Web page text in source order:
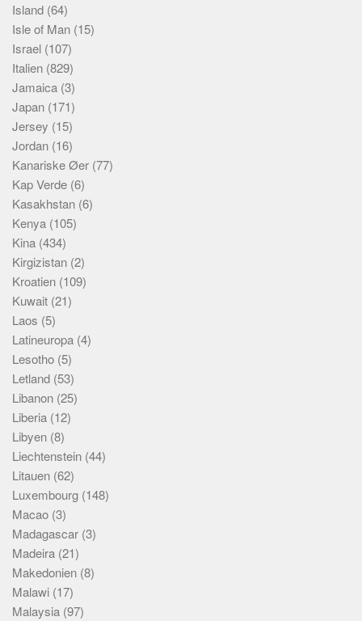
Island (64)
Isle of Man (15)
Israel (107)
Italien (829)
Jamaica (3)
Japan (171)
Jersey (15)
Jordan (16)
Kanariske Øer (77)
Kap Verde (6)
Kasakhstan (6)
Kenya (105)
Kina (434)
Kirgizistan (2)
Kroatien (109)
Kuwait (21)
Laos (5)
Latineuropa (4)
Lesotho (5)
Letland (53)
Libanon (25)
Liberia (12)
Libyen (8)
Liechtenstein (44)
Litauen (62)
Luxembourg (148)
Macao (3)
Madagascar (3)
Madeira (21)
Makedonien (8)
Malawi (17)
Malaysia (97)